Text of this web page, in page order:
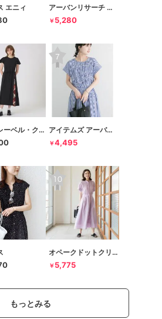
エニィ アーバンリサーチ サニーレーベル
￥ 5,280
ブルーレーベル・クレストブリッジ アイテムズ アーバンリサーチ
￥4,495
オペークドットクリップ
￥ 5,775
もっとみる